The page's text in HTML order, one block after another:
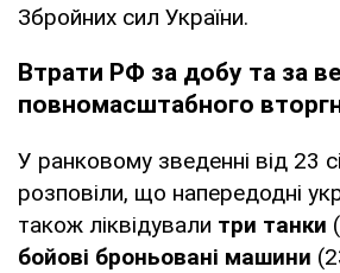
Збройних сил України.
Втрати РФ за добу та за
повномасштабного
У ранковому зведенні від 23
розповіли, що напередодні
також ліквідували три танки
бойові броньовані машини